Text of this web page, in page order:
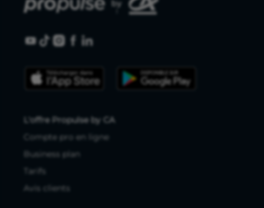
L'offre Propulse by CA
Compte pro en ligne
Business plan
Tarifs
Avis clients